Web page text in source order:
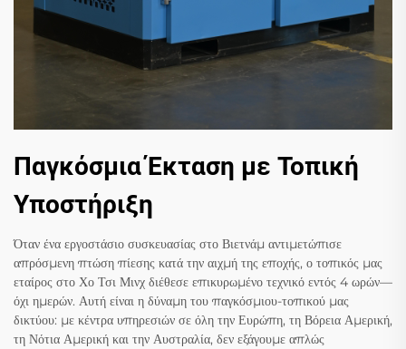
Παγκόσμια Έκταση με Τοπική
Υποστήριξη
Όταν ένα εργοστάσιο συσκευασίας στο Βιετνάμ αντιμετώπισε
απρόσμενη πτώση πίεσης κατά την αιχμή της εποχής, ο τοπικός μας
εταίρος στο Χο Τσι Μινχ διέθεσε επικυρωμένο τεχνικό εντός 4 ωρών—
όχι ημερών. Αυτή είναι η δύναμη του παγκόσμιου-τοπικού μας
δικτύου: με κέντρα υπηρεσιών σε όλη την Ευρώπη, τη Βόρεια Αμερική,
τη Νότια Αμερική και την Αυστραλία, δεν εξάγουμε απλώς